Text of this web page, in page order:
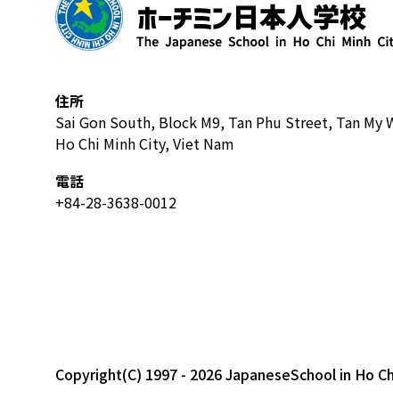
住所
Sai Gon South, Block M9, Tan Phu Street, Tan My
Ho Chi Minh City, Viet Nam
電話
+84-28-3638-0012
Copyright(C) 1997 - 2026 JapaneseSchool in Ho